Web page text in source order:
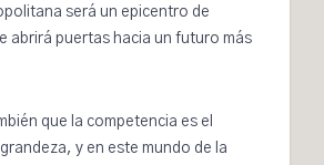
será un epicentro de
abrirá puertas hacia un futuro más
que la competencia es el
y en este mundo de la